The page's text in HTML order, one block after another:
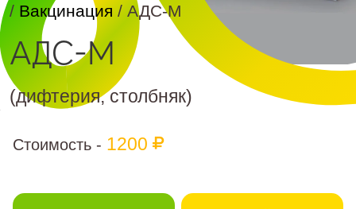
/ Вакцинация / АДС-М
АДС-М
(дифтерия, столбняк)
Стоимость - 1200